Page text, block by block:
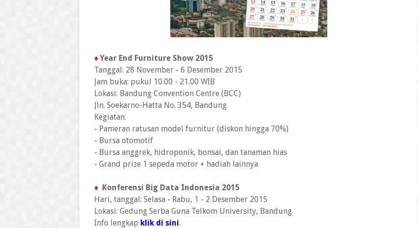
♦Year End Furniture Show 2015
Tanggal: 28 November - 6 Desember 2015
Jam buka: pukul 10.00 - 21.00 WIB
Lokasi: Bandung Convention Centre (BCC)
Jln. Soekarno-Hatta No. 354, Bandung
Kegiatan:
- Pameran ratusan model furnitur (diskon hingga 70%)
- Bursa otomotif
- Bursa anggrek, hidroponik, bonsai, dan tanaman hias
- Grand prize 1 sepeda motor + hadiah lainnya
♦ Konferensi Big Data Indonesia 2015
Hari, tanggal: Selasa - Rabu, 1 - 2 Desember 2015
Lokasi: Gedung Serba Guna Telkom University, Bandung
Info lengkap klik di sini.